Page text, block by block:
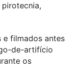
e filmados antes
de-artifício
os